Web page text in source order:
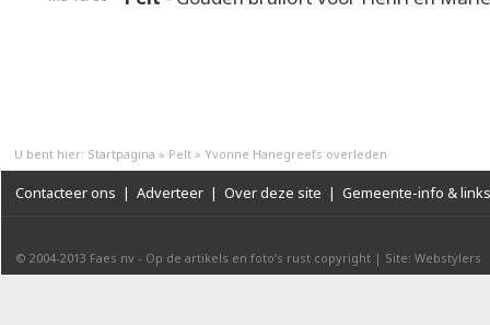
U bent hier: Startpagina » Pelt » Yvonne Hanegreefs overleden
Contacteer ons | Adverteer | Over deze site | Gemeente-info & links
© 2004-2013 Faes nv - Op de artikels en foto’s rust copyright | Site: Webstylers